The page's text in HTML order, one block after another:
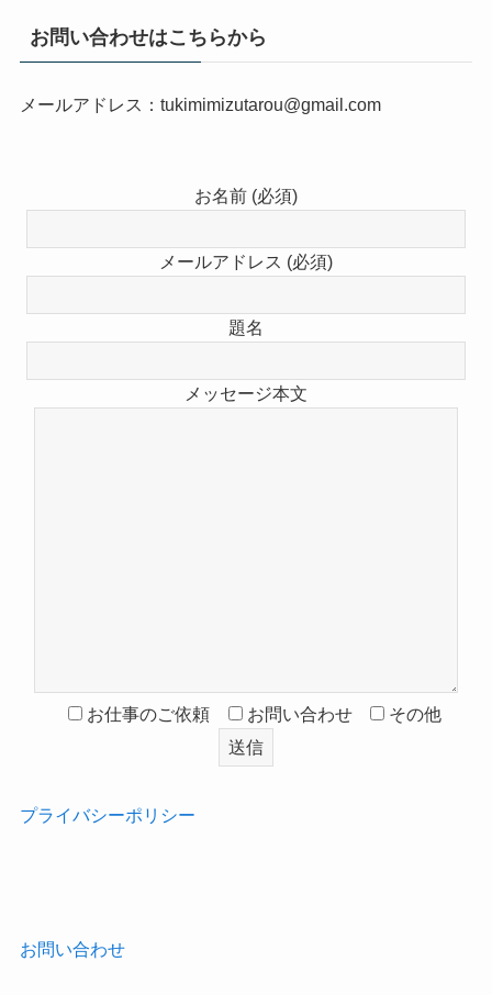
お問い合わせはこちらから
メールアドレス：tukimimizutarou@gmail.com
お名前 (必須)
メールアドレス (必須)
題名
メッセージ本文
お仕事のご依頼 お問い合わせ その他
プライバシーポリシー
お問い合わせ